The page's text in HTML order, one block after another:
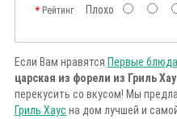
РейтингПлохо
Если Вам нравятся Первые блюда
царская из форели из Гриль
перекусить со вкусом! Мы
Гриль Хаус на дом лучшей и